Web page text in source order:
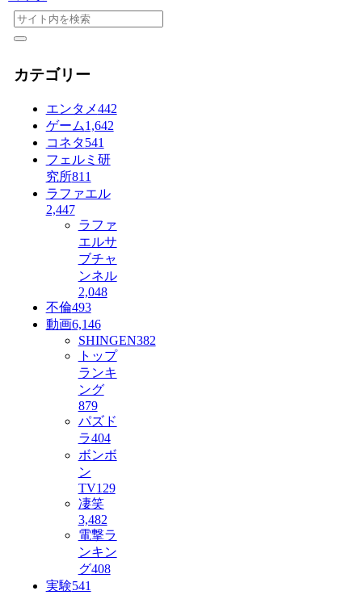
カテゴリー
エンタメ442
ゲーム1,642
コネタ541
フェルミ研
究所811
ラファエル
2,447
ラファ
エルサ
ブチャ
ンネル
2,048
不倫493
動画6,146
SHINGEN382
トップ
ランキ
ング
879
パズド
ラ404
ボンボ
ン
TV129
凄笑
3,482
電撃ラ
ンキン
グ408
実験541